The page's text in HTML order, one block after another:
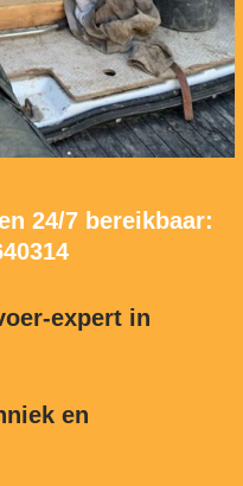
24/7 bereikbaar:
expert in
en